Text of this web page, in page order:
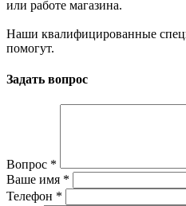
или работе магазина.
Наши квалифицированные
помогут.
Задать вопрос
Вопрос *
Ваше имя *
Телефон *